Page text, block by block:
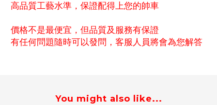
高品質工藝水準，保證配得上您的帥車
價格不是最便宜，但品質及服務有保證
有任何問題隨時可以發問，客服人員將會為您解答
You might also like...